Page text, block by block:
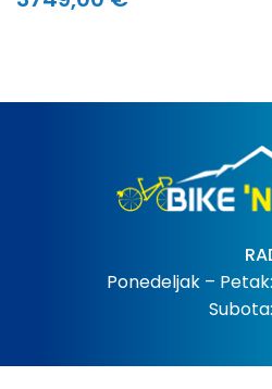
Ponedeljak –